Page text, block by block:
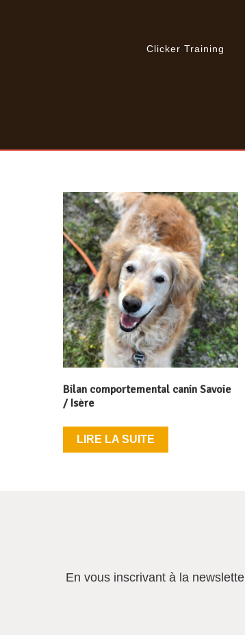
Clicker Training
Bilan comportemental canin Savoie
/ Isère
LIRE LA SUITE
En vous inscrivant à la